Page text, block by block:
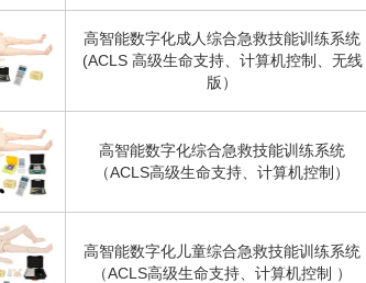
高智能数字化成人综合急救技能训练系统
(ACLS 高级生命支持、计算机控制、无线
版）
高智能数字化综合急救技能训练系统
（ACLS高级生命支持、计算机控制）
高智能数字化儿童综合急救技能训练系统
（ACLS高级生命支持、计算机控制 ）